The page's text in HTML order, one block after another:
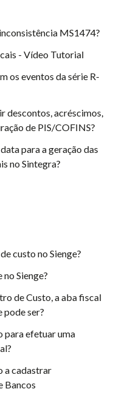
MS1474?
- Vídeo Tutorial
os eventos da série R-
descontos, acréscimos,
de PIS/COFINS?
para a geração das
no Sintegra?
custo no Sienge?
Sienge?
de Custo, a aba fiscal
pode ser?
para efetuar uma
a cadastrar
Bancos